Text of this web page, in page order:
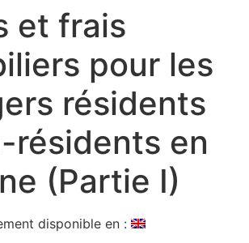
et frais
pour les
résidents
résidents en
(Partie I)
disponible en :